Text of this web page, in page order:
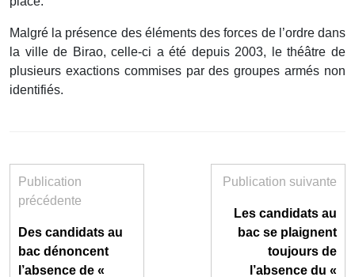
Malgré la présence des éléments des forces de l’ordre dans
la ville de Birao, celle-ci a été depuis 2003, le théâtre de
plusieurs exactions commises par des groupes armés non
identifiés.
Publication
précédente
Des candidats au
bac dénoncent
l’absence de «
Publication suivante
Les candidats au
bac se plaignent
toujours de
l’absence du «